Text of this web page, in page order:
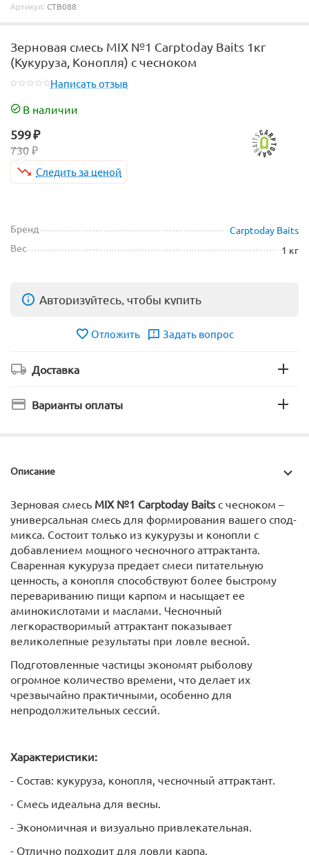
Артикул: CTB088
Зерновая смесь MIX №1 Carptoday Baits 1кг
(Кукуруза, Конопля) с чесноком
Написать отзыв
В наличии
599₽
730 ₽
Следить за ценой
Бренд
Carptoday Baits
Вес
1 кг
Авторизуйтесь, чтобы купить
Отложить Задать вопрос
Доставка
Варианты оплаты
Описание
Зерновая смесь MIX №1 Carptoday Baits с чесноком –
универсальная смесь для формирования вашего спод-
микса. Состоит только из кукурузы и конопли с
добавлением мощного чесночного аттрактанта.
Сваренная кукуруза предает смеси питательную
ценность, а конопля способствуют более быстрому
перевариванию пищи карпом и насыщает ее
аминокислотами и маслами. Чесночный
легкорастворимый аттрактант показывает
великолепные результаты при ловле весной.
Подготовленные частицы экономят рыболову
огромное количество времени, что делает их
чрезвычайно практичными, особенно для
непродолжительных сессий.
Характеристики:
- Состав: кукуруза, конопля, чесночный аттрактант.
- Смесь идеальна для весны.
- Экономичная и визуально привлекательная.
- Отлично подходит для ловли карпа.